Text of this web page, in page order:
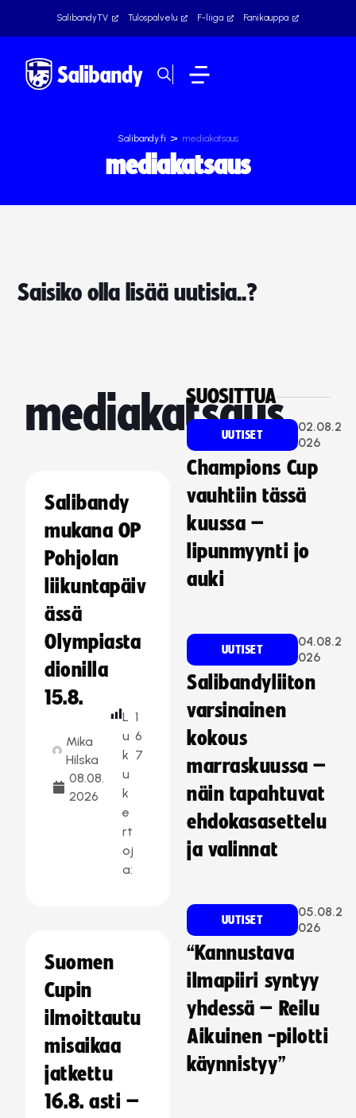
SalibandyTV Tulospalvelu F-liiga Fanikauppa
Salibandy.fi > mediakatsaus
mediakatsaus
Saisiko olla lisää uutisia..?
mediakatsaus
Salibandy
mukana OP
Pohjolan
liikuntapäiv
ässä
Olympiasta
dionilla
15.8.
Mika
Hilska
08.08.
2026
L
u
k
u
k
e
rt
oj
a:
1
6
7
Suomen
Cupin
ilmoittautu
misaikaa
jatkettu
16.8. asti –
SUOSITTUA
UUTISET
02.08.2
026
Champions Cup
vauhtiin tässä
kuussa –
lipunmyynti jo
auki
UUTISET
04.08.2
026
Salibandyliiton
varsinainen
kokous
marraskuussa –
näin tapahtuvat
ehdokasasettelu
ja valinnat
UUTISET
05.08.2
026
“Kannustava
ilmapiiri syntyy
yhdessä – Reilu
Aikuinen -pilotti
käynnistyy”